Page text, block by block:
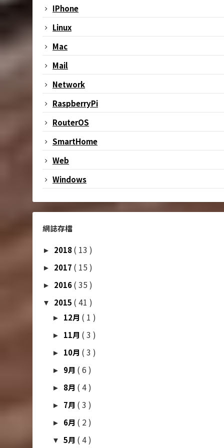
IPhone
Linux
Mac
Mail
Network
RaspberryPi
RouterOS
SmartHome
Web
Windows
網誌存檔
► 2018( 13 )
► 2017 ( 15 )
► 2016( 35 )
▼ 2015 ( 41 )
► 12月 ( 1 )
► 11月 ( 3 )
► 10月 ( 3 )
► 9月 ( 6 )
► 8月 ( 4 )
► 7月 ( 3 )
► 6月 ( 2 )
▼5月 ( 4 )